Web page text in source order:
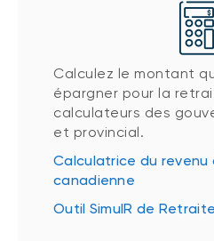
Calculez le montant
épargner pour la
calculateurs des
et provincial.
Calculatrice du
canadienne
Outil SimulR de